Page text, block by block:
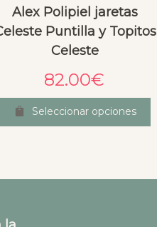
Alex Polipiel jaretas
Puntilla y Topitos
Celeste
82.00€
Seleccionar opciones